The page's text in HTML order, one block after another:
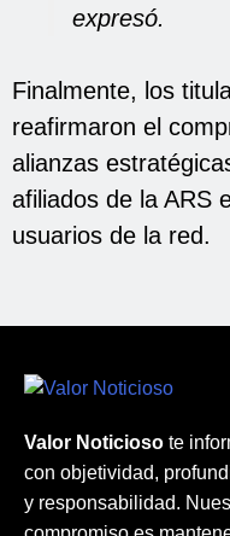
expresó.
Finalmente, los
reafirmaron el
alianzas
afiliados de la ARS
usuarios de la red.
Valor Noticioso te
con objetividad,
y responsabilidad.